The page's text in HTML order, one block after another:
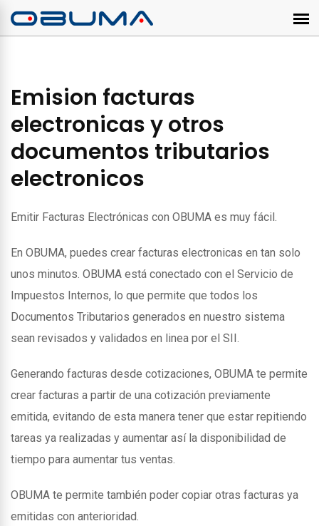
Emision facturas
electronicas y otros
documentos tributarios
electronicos
Emitir Facturas Electrónicas con OBUMA es muy fácil.
En OBUMA, puedes crear facturas electronicas en tan solo
unos minutos. OBUMA está conectado con el Servicio de
Impuestos Internos, lo que permite que todos los
Documentos Tributarios generados en nuestro sistema
sean revisados y validados en linea por el SII.
Generando facturas desde cotizaciones, OBUMA te permite
crear facturas a partir de una cotización previamente
emitida, evitando de esta manera tener que estar repitiendo
tareas ya realizadas y aumentar así la disponibilidad de
tiempo para aumentar tus ventas.
OBUMA te permite también poder copiar otras facturas ya
emitidas con anterioridad.